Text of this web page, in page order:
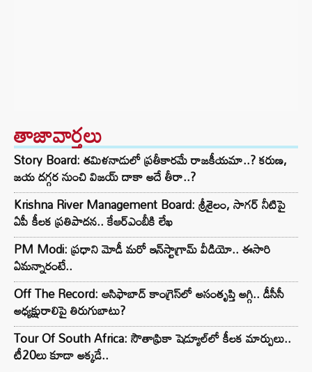
తాజావార్తలు
Story Board: తమిళనాడులో ప్రతీకారమే రాజకీయమా..? కరుణ,
జయ దగ్గర నుంచి విజయ్ దాకా అదే తీరా..?
Krishna River Management Board: శ్రీశైలం, సాగర్ నీటిపై
ఏపీ కీలక ప్రతిపాదన.. కేఆర్ఎంబీకి లేఖ
PM Modi: ప్రధాని మోడీ మరో ఇన్‌స్టాగ్రామ్ వీడియో.. ఈసారి
ఏమన్నారంటే..
Off The Record: ఆసిఫాబాద్ కాంగ్రెస్‌లో అసంతృప్తి అగ్గి.. డీసీసీ
అధ్యక్షురాలిపై తిరుగుబాటు?
Tour Of South Africa: సౌతాఫ్రికా షెడ్యూల్‌లో కీలక మార్పులు..
టీ20లు కూడా అక్కడే..